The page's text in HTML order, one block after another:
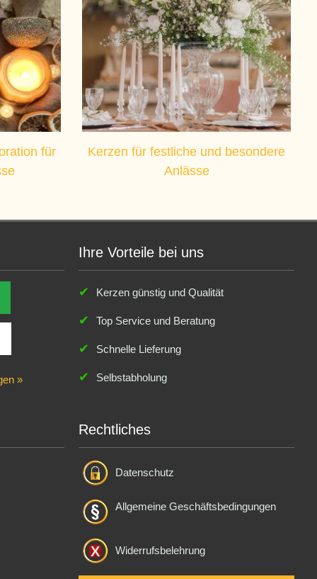
für
Kerzen für festliche und besondere
Anlässe
»
Ihre Vorteile bei uns
Kerzen günstig und Qualität
Top Service und Beratung
Schnelle Lieferung
Selbstabholung
Rechtliches
Datenschutz
Allgemeine Geschäftsbedingungen
Widerrufsbelehrung